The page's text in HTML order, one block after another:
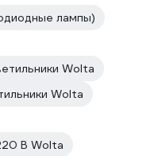
лампы)
Wolta
Wolta
В Wolta